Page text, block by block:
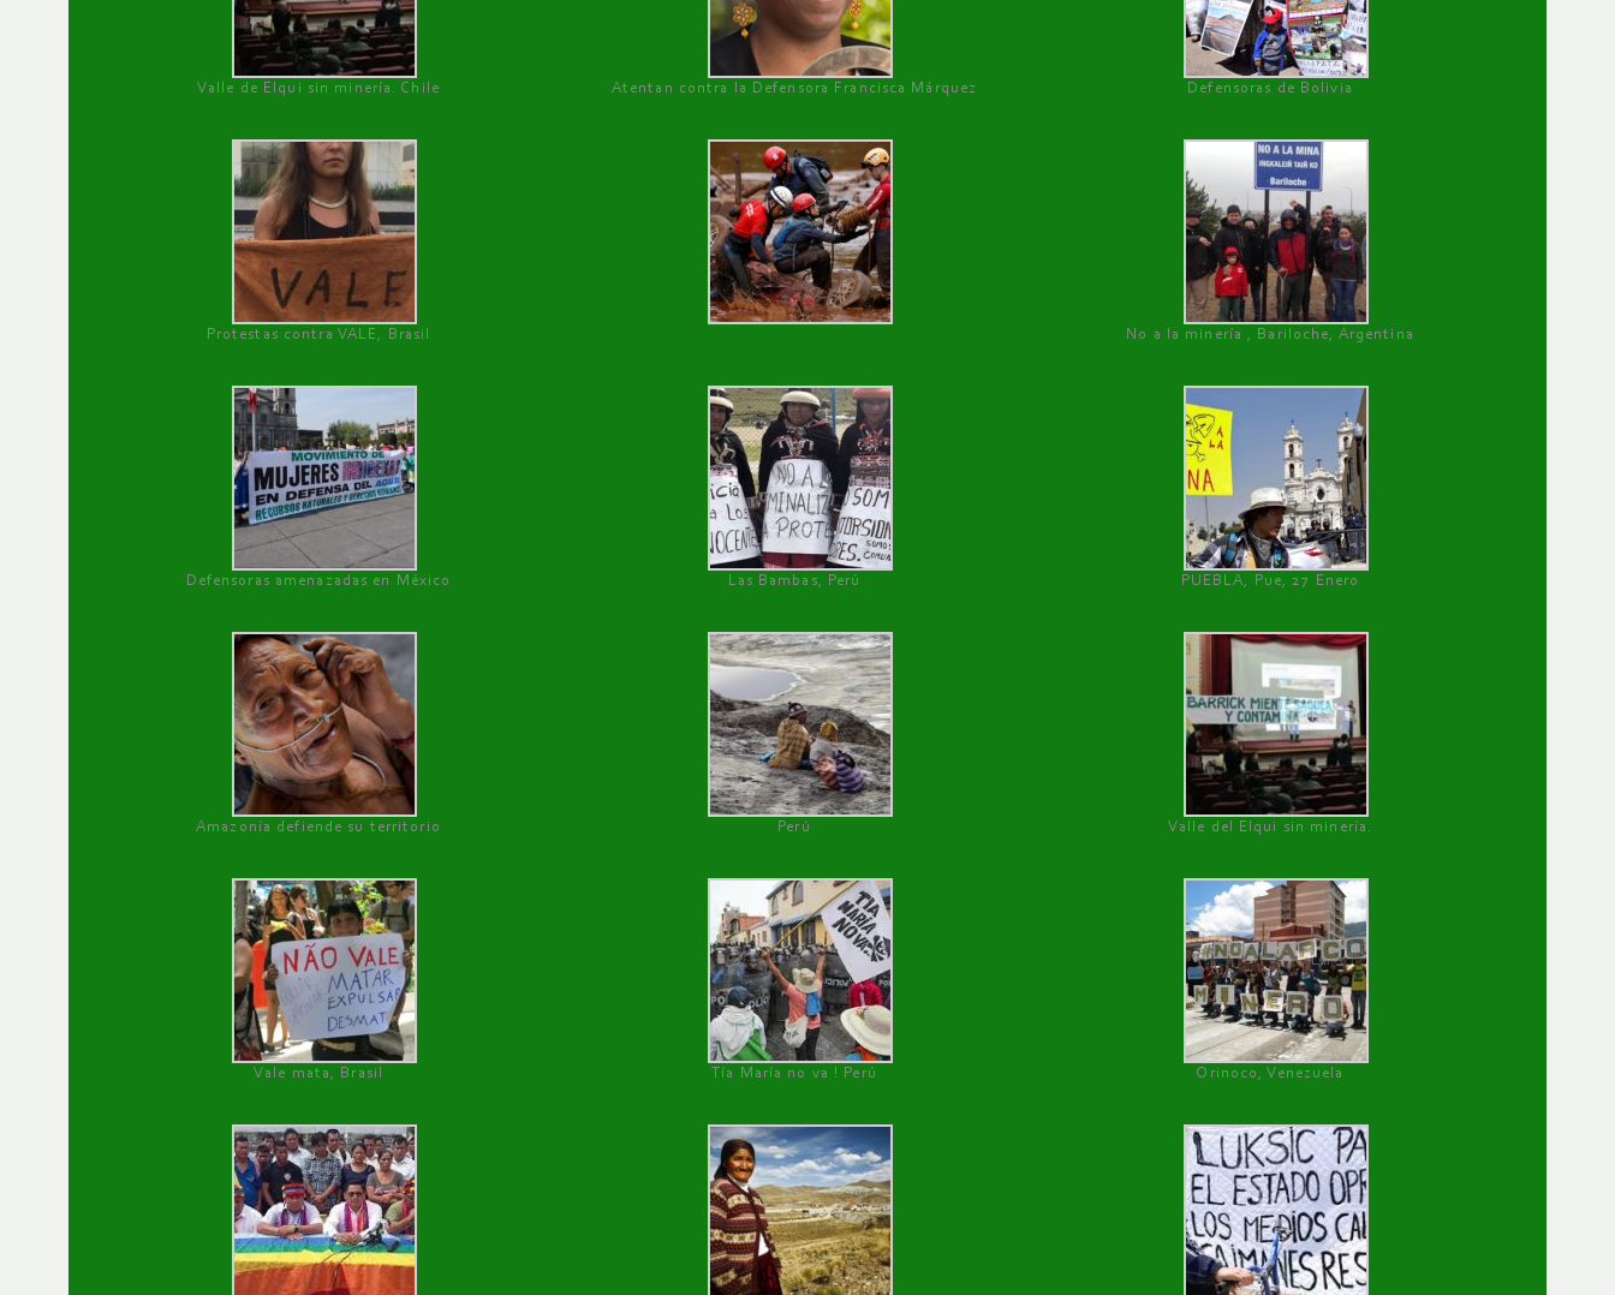
Valle de Elqui sin minería. Chile Atentan contra la Defensora Francisca Márquez Defensoras de Bolivia
Protestas contra VALE, Brasil No a la minería , Bariloche, Argentina
Defensoras amenazadas en México Las Bambas, Perú PUEBLA, Pue, 27 Enero
Amazonía defiende su territorio Perú Valle del Elqui sin minería.
Vale mata, Brasil Tía María no va ! Perú Orinoco, Venezuela